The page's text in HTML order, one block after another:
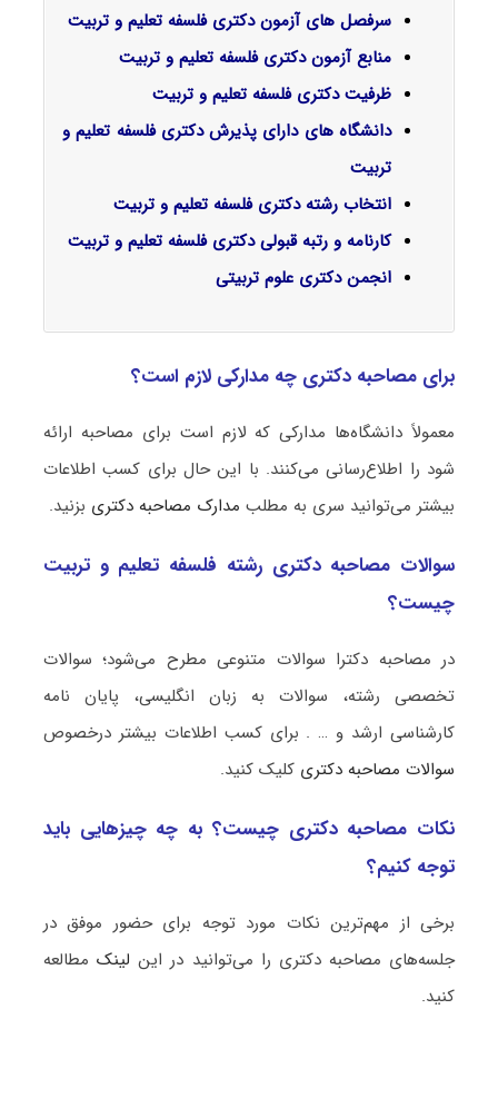
سرفصل‌ های آزمون دکتری فلسفه تعلیم و تربیت
منابع آزمون دکتری فلسفه تعلیم و تربیت
ظرفیت دکتری فلسفه تعلیم و تربیت
دانشگاه های دارای پذیرش دکتری فلسفه تعلیم و
تربیت
انتخاب رشته دکتری فلسفه تعلیم و تربیت
کارنامه و رتبه قبولی دکتری فلسفه تعلیم و تربیت
انجمن دکتری علوم تربیتی
برای مصاحبه دکتری چه مدارکی لازم است؟
معمولاً دانشگاه‌ها مدارکی که لازم است برای مصاحبه ارائه
شود را اطلاع‌رسانی می‌کنند. با این حال برای کسب اطلاعات
بیشتر می‌توانید سری به مطلب مدارک مصاحبه دکتری بزنید.
سوالات مصاحبه دکتری رشته فلسفه تعلیم و تربیت
چیست؟
در مصاحبه دکترا سوالات متنوعی مطرح می‌شود؛ سوالات
تخصصی رشته، سوالات به زبان انگلیسی، پایان نامه
کارشناسی ارشد و … . برای کسب اطلاعات بیشتر درخصوص
سوالات مصاحبه دکتری کلیک کنید.
نکات مصاحبه دکتری چیست؟ به چه چیزهایی باید
توجه کنیم؟
برخی از مهم‌ترین نکات مورد توجه برای حضور موفق در
جلسه‌های مصاحبه دکتری را می‌توانید در این لینکمطالعه
کنید.